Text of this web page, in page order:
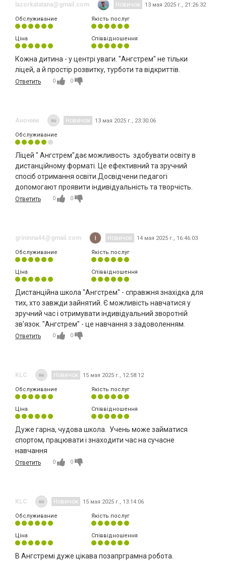
lazorkatatana@gmail.com Новичок 13 мая 2025 г., 21:26:32
Обслуживание Якість послуг
Ціна Співвідношення
Кожна дитина - у центрі уваги. "Ангстрем" не тільки
ліцей, а й простір розвитку, турботи та відкриттів.
Ответить 0 0
Аноним Новичок 13 мая 2025 г., 23:30:06
Обслуживание
Ліцей " Ангстрем"дає можливость здобувати освіту в
дистанційному форматі. Це ефективний та зручний
спосіб отримання освіти.Досвідчени педагогі
допомогают проявити індивідуальність та творчість.
Ответить 0 0
grininna44@gmail.com Новичок 14 мая 2025 г., 16:46:03
Обслуживание Якість послуг
Ціна Співвідношення
Дистанційна школа "Ангстрем" - справжня знахідка для
тих, хто завжди зайнятий. Є можливість навчатися у
зручний час і отримувати індивідуальний зворотній
зв'язок. "Ангстрем" - це навчання з задоволенням.
Ответить 0 0
KLC Новичок 15 мая 2025 г., 12:58:12
Обслуживание Якість послуг
Ціна Співвідношення
Дуже гарна, чудова школа. Учень може займатися
спортом, працювати і знаходити час на сучасне
навчання
Ответить 0 0
KLC Новичок 15 мая 2025 г., 13:14:06
Обслуживание Якість послуг
Ціна Співвідношення
В Ангстремі дуже цікава позапрграмна робота.